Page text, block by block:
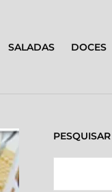
SALADAS DOCES